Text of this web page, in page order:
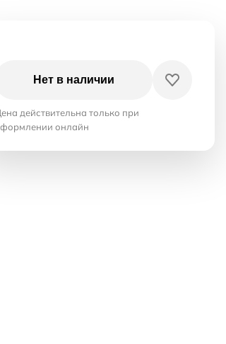
Нет в наличии
действительна только при
онлайн